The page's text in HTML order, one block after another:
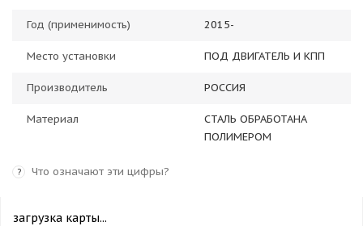
Год (применимость) 2015-
Место установки ПОД ДВИГАТЕЛЬ И КПП
Производитель РОССИЯ
Материал
СТАЛЬ ОБРАБОТАНА
ПОЛИМЕРОМ
? Что означают эти цифры?
загрузка карты...